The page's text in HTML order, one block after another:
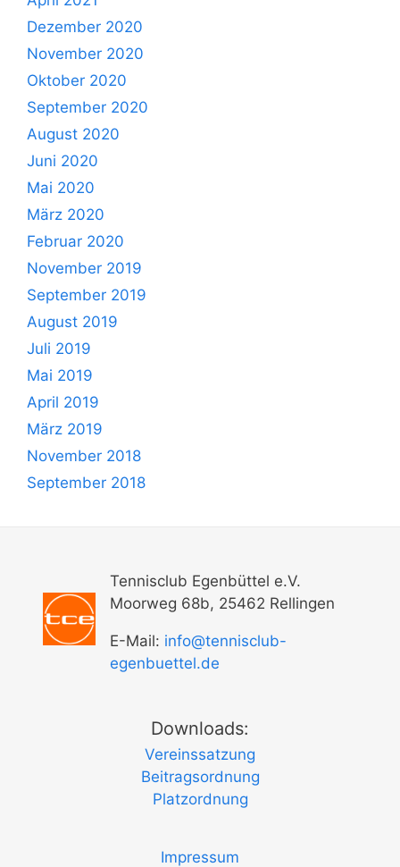
Dezember 2020
November 2020
Oktober 2020
September 2020
August 2020
Juni 2020
Mai 2020
März 2020
Februar 2020
November 2019
September 2019
August 2019
Juli 2019
Mai 2019
April 2019
März 2019
November 2018
September 2018
Tennisclub Egenbüttel e.V.
Moorweg 68b, 25462 Rellingen
E-Mail: info@tennisclub-
egenbuettel.de
Downloads:
Vereinssatzung
Beitragsordnung
Platzordnung
Impressum